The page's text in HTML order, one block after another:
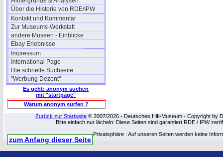
Über die Historie von RDE/IPW
Kontakt und Kommentar
Zur Museums-Werkstatt
andere Museen - Einblicke
Ebay Erlebnisse
Impressum
International Page
Die schnelle Suchseite
"Werbung Dezent"
Es geht: anonym suchen
mit "startpage"
Warum anonym surfen ?
Zurück zur Startseite © 2007/2026 - Deutsches Hifi-Museum - Copyright by
Bitte einfach nur lächeln: Diese Seiten sind garantiert RDE / IPW
Privatsphäre : Auf unseren Seiten werden keine
zum Anfang dieser Seite